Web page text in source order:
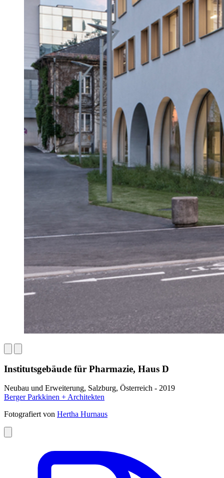
Institutsgebäude für Pharmazie, Haus D
Neubau und Erweiterung, Salzburg, Österreich - 2019
Berger Parkkinen + Architekten
Fotografiert von Hertha Hurnaus